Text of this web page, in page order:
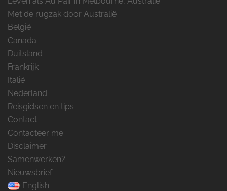
Met de rugzak door Australië
België
Canada
Duitsland
Frankrijk
Italië
Nederland
Reisgidsen en tips
Contact
Contacteer me
Disclaimer
Samenwerken?
Nieuwsbrief
English